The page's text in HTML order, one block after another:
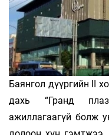
Баянгол дүүргийн II
дахь “Гранд
ажиллагаагүй болж